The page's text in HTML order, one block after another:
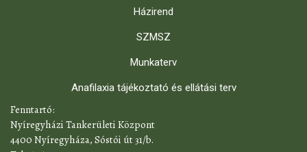
Házirend
SZMSZ
Munkaterv
Anafilaxia tájékoztató és ellátási terv
​Fenntartó:
Nyíregyházi Tankerületi Központ
4400 Nyíregyháza, Sóstói út 31/b.